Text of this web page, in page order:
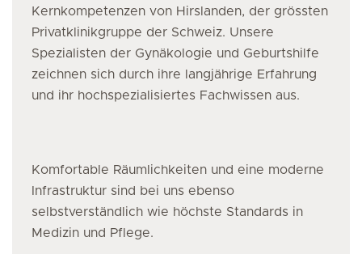
Kernkompetenzen von Hirslanden, der grössten
Privatklinikgruppe der Schweiz. Unsere
Spezialisten der Gynäkologie und Geburtshilfe
zeichnen sich durch ihre langjährige Erfahrung
und ihr hochspezialisiertes Fachwissen aus.
Komfortable Räumlichkeiten und eine moderne
Infrastruktur sind bei uns ebenso
selbstverständlich wie höchste Standards in
Medizin und Pflege.